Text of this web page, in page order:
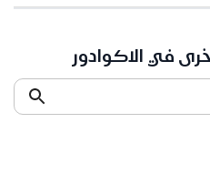
في الاكوادور